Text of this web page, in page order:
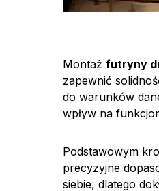
Montaż futryny
zapewnić
do warunków
wpływ na
Podstawowym
precyzyjne
siebie, dlatego